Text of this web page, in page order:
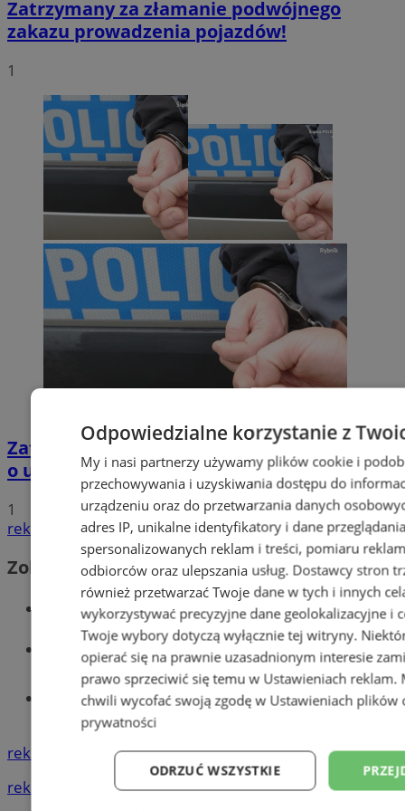
Zatrzymany za złamanie podwójnego
zakazu prowadzenia pojazdów!
1
Zatrzymano 35-latka związanego ze sprawą
o usiłowanie zabójstwa!
1
reklama
Zobacz również
Wiadomości kryminalne w Wodzisławiu
Wiadomości lokalne
Tworzenie stron www - Wodzisław
Śląski
reklama
reklama
Odpowiedzialne korzystanie z
My i nasi partnerzy używamy plików cookie i
przechowywania i uzyskiwania dostępu do
urządzeniu oraz do przetwarzania danych
adres IP, unikalne identyfikatory i dane
spersonalizowanych reklam i treści, pomiaru
odbiorców oraz ulepszania usług. Dostawcy stron
również przetwarzać Twoje dane w tych i innych
wykorzystywać precyzyjne dane geolokalizacyjne i
Twoje wybory dotyczą wyłącznie tej witryny.
opierać się na prawnie uzasadnionym interesie
prawo sprzeciwić się temu w Ustawieniach reklam.
chwili wycofać swoją zgodę w Ustawieniach plików
prywatności
ODRZUĆ WSZYSTKIE